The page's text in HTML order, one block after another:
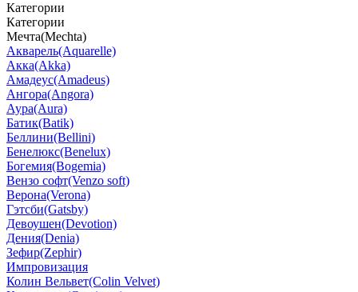
Категории
Категории
Мечта(Mechta)
Акварель(Aquarelle)
Акка(Akka)
Амадеус(Amadeus)
Ангора(Angora)
Аура(Aura)
Батик(Batik)
Беллини(Bellini)
Бенелюкс(Benelux)
Богемия(Bogemia)
Вензо софт(Venzo soft)
Верона(Verona)
Гэтсби(Gatsby)
Девоушен(Devotion)
Дения(Denia)
Зефир(Zephir)
Импровизация
Колин Вельвет(Colin Velvet)